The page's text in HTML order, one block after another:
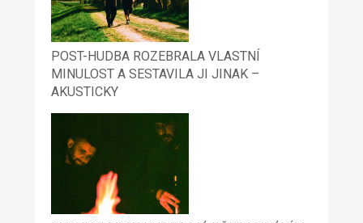
POST-HUDBA ROZEBRALA VLASTNÍ
MINULOST A SESTAVILA JI JINAK –
AKUSTICKY